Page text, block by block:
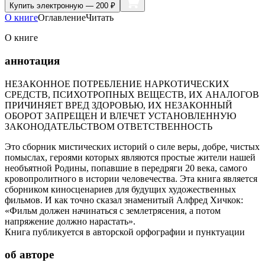
Купить электронную — 200 ₽
О книгеОглавлениеЧитать
О книге
аннотация
НЕЗАКОННОЕ ПОТРЕБЛЕНИЕ НАРКОТИЧЕСКИХ
СРЕДСТВ, ПСИХОТРОПНЫХ ВЕЩЕСТВ, ИХ АНАЛОГОВ
ПРИЧИНЯЕТ ВРЕД ЗДОРОВЬЮ, ИХ НЕЗАКОННЫЙ
ОБОРОТ ЗАПРЕЩЕН И ВЛЕЧЕТ УСТАНОВЛЕННУЮ
ЗАКОНОДАТЕЛЬСТВОМ ОТВЕТСТВЕННОСТЬ
Это сборник мистических историй о силе веры, добре, чистых
помыслах, героями которых являются простые жители нашей
необъятной Родины, попавшие в передряги 20 века, самого
кровопролитного в истории человечества. Эта книга является
сборником киносценариев для будущих художественных
фильмов. И как точно сказал знаменитый Алфред Хичкок:
«Фильм должен начинаться с землетрясения, а потом
напряжение должно нарастать».
Книга публикуется в авторской орфографии и пунктуации
об авторе